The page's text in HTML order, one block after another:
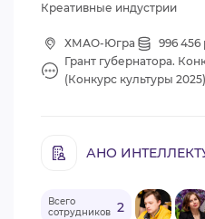
Креативные индустрии
ХМАО-Югра
996 456
Грант губернатора.
(Конкурс культуры 2025)
АНО
Всего
сотрудников 2